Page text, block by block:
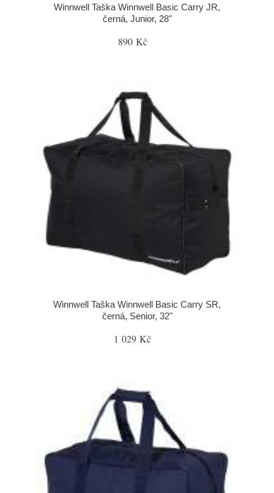
Winnwell Taška Winnwell Basic Carry JR,
černá, Junior, 28"
890 Kč
Winnwell Taška Winnwell Basic Carry SR,
černá, Senior, 32"
1 029 Kč